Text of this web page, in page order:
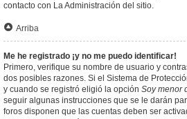
contacto con La Administración del sitio.
Arriba
Me he registrado ¡y no me puedo identificar!
Primero, verifique su nombre de usuario y
dos posibles razones. Si el Sistema de
y cuando se registró eligió la opción Soy menor
seguir algunas instrucciones que se le darán
foros disponen que las cuentas deben ser